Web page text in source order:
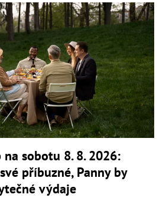
sobotu 8. 8. 2026:
příbuzné, Panny by
výdaje